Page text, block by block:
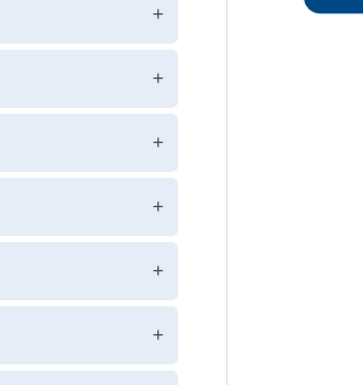
+
+
+
+
+
+